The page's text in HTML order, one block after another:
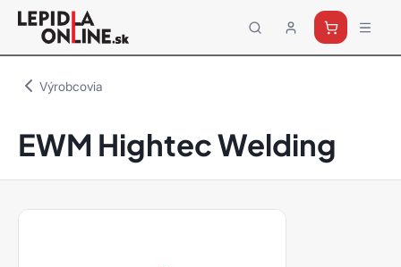
Priemyselné
lepidlá
Výrobcovia
EWM Hightec Welding